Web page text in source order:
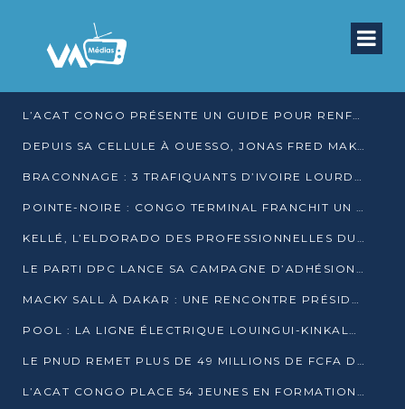
L’ACAT CONGO PRÉSENTE UN GUIDE POUR RENFORCER LES GARANTIES JUDICIAIRES EN GARDE À VUE
DEPUIS SA CELLULE À OUESSO, JONAS FRED MAKITA DÉNONCE CE QU’IL QUALIFIE DE DÉNI DE JUSTICE
BRACONNAGE : 3 TRAFIQUANTS D’IVOIRE LOURDEMENT CONDAMNÉS À DJAMBALA
POINTE-NOIRE : CONGO TERMINAL FRANCHIT UN CAP HISTORIQUE AVEC 99 MOUVEMENTS/HEURE
KELLÉ, L’ELDORADO DES PROFESSIONNELLES DU SEXE
LE PARTI DPC LANCE SA CAMPAGNE D’ADHÉSIONS ET VEUT STRUCTURER SA PRÉSENCE DANS LES 15 DÉPARTEMENTS
MACKY SALL À DAKAR : UNE RENCONTRE PRÉSIDENTIELLE QUI DIVISE L’OPINION SÉNÉGALAISE
POOL : LA LIGNE ÉLECTRIQUE LOUINGUI-KINKALA-BOKO MISE EN SERVICE
LE PNUD REMET PLUS DE 49 MILLIONS DE FCFA D’ÉQUIPEMENTS POUR ACCÉLÉRER LA NUMÉRISATION DU SYSTÈME DE SANTÉ
L’ACAT CONGO PLACE 54 JEUNES EN FORMATION PROFESSIONNELLE